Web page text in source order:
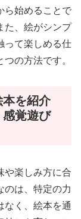
ら始めることで
た、絵がシンプ
って楽しめる仕
の方法です。
本を紹介
感覚遊び
や楽しみ方に合
のは、特定の力
なく、絵本を通